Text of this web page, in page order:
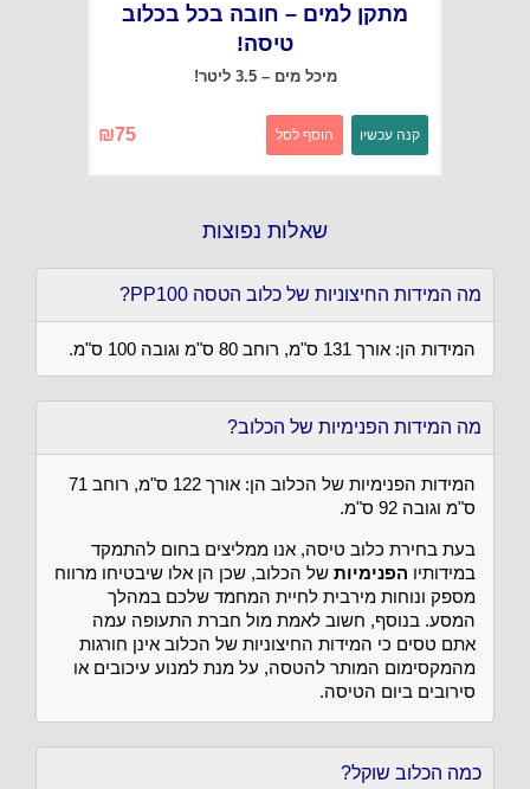
מתקן למים – חובה בכל בכלוב
טיסה!
מיכל מים – 3.5 ליטר!
75
₪ קנה עכשיו הוסף לסל
שאלות נפוצות
מה המידות החיצוניות של כלוב הטסה PP100?
המידות הן: אורך 131 ס"מ, רוחב 80 ס"מ וגובה 100 ס"מ.
מה המידות הפנימיות של הכלוב?
המידות הפנימיות של הכלוב הן: אורך 122 ס"מ, רוחב 71
ס"מ וגובה 92 ס"מ.
בעת בחירת כלוב טיסה, אנו ממליצים בחום להתמקד
במידותיו הפנימיות של הכלוב, שכן הן אלו שיבטיחו מרווח
מספק ונוחות מירבית לחיית המחמד שלכם במהלך
המסע. בנוסף, חשוב לאמת מול חברת התעופה עמה
אתם טסים כי המידות החיצוניות של הכלוב אינן חורגות
מהמקסימום המותר להטסה, על מנת למנוע עיכובים או
סירובים ביום הטיסה.
כמה הכלוב שוקל?